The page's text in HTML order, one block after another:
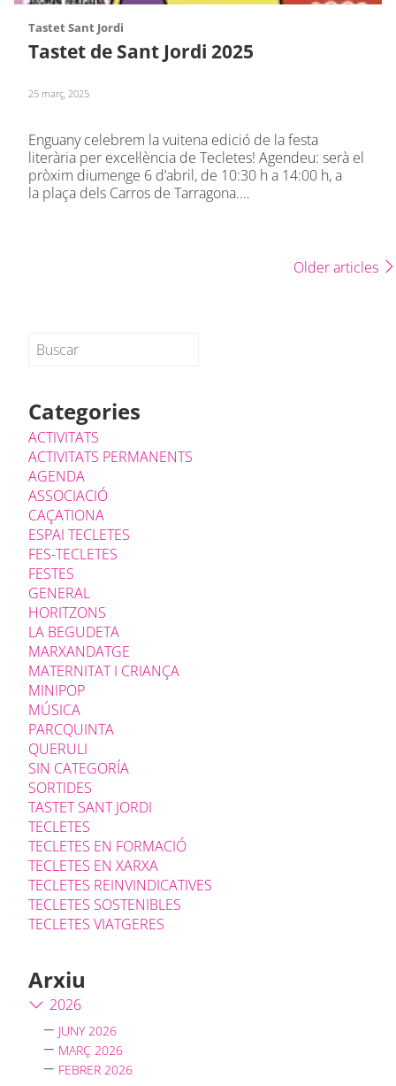
Tastet Sant Jordi
Tastet de Sant Jordi 2025
25 març, 2025
Enguany celebrem la vuitena edició de la festa
literària per excel·lència de Tecletes! Agendeu: serà el
pròxim diumenge 6 d’abril, de 10:30 h a 14:00 h, a
la plaça dels Carros de Tarragona.…
Older articles
Categories
ACTIVITATS
ACTIVITATS PERMANENTS
AGENDA
ASSOCIACIÓ
CAÇATIONA
ESPAI TECLETES
FES-TECLETES
FESTES
GENERAL
HORITZONS
LA BEGUDETA
MARXANDATGE
MATERNITAT I CRIANÇA
MINIPOP
MÚSICA
PARCQUINTA
QUERULI
SIN CATEGORÍA
SORTIDES
TASTET SANT JORDI
TECLETES
TECLETES EN FORMACIÓ
TECLETES EN XARXA
TECLETES REINVINDICATIVES
TECLETES SOSTENIBLES
TECLETES VIATGERES
Arxiu
2026
JUNY 2026
MARÇ 2026
FEBRER 2026